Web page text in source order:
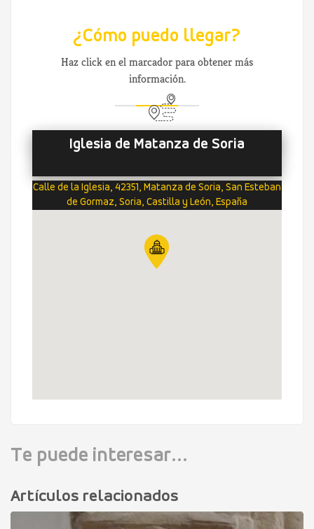
¿Cómo puedo llegar?
Haz click en el marcador para obtener más
información.
Iglesia de Matanza de Soria
Calle de la Iglesia, 42351, Matanza de Soria, San Esteban
de Gormaz, Soria, Castilla y León, España
Te puede interesar...
Artículos relacionados